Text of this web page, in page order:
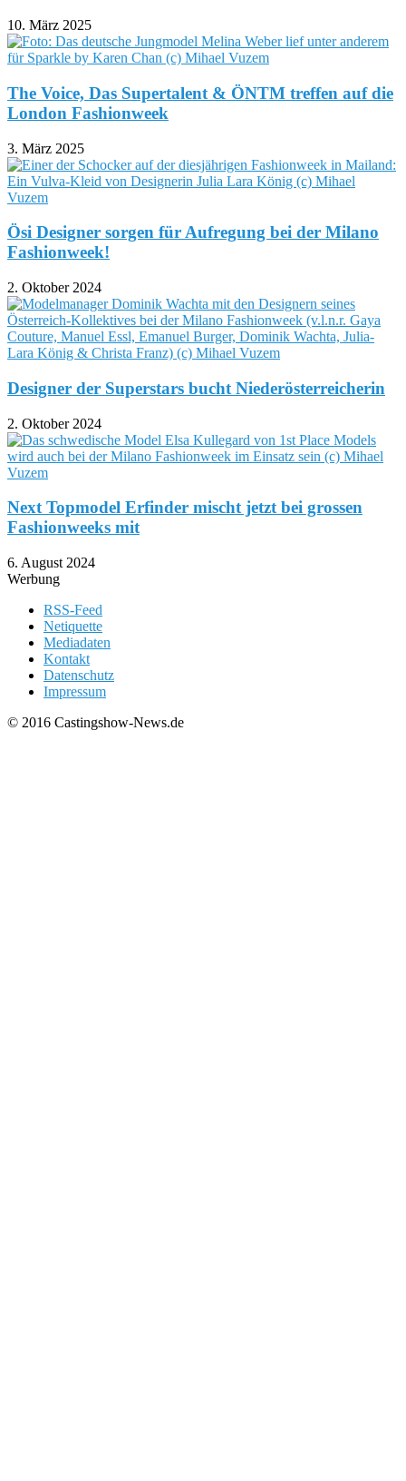
10. März 2025
The Voice, Das Supertalent & ÖNTM treffen auf die
London Fashionweek
3. März 2025
Ösi Designer sorgen für Aufregung bei der Milano
Fashionweek!
2. Oktober 2024
Designer der Superstars bucht Niederösterreicherin
2. Oktober 2024
Next Topmodel Erfinder mischt jetzt bei grossen
Fashionweeks mit
6. August 2024
Werbung
RSS-Feed
Netiquette
Mediadaten
Kontakt
Datenschutz
Impressum
© 2016 Castingshow-News.de